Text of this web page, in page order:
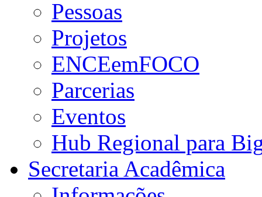
Pessoas
Projetos
ENCEemFOCO
Parcerias
Eventos
Hub Regional para
Secretaria Acadêmica